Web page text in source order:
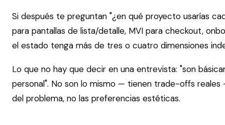
Si después te preguntan "¿en qué proyecto usarías
para pantallas de lista/detalle, MVI para checkout,
el estado tenga más de tres o cuatro dimensiones
Lo que no hay que decir en una entrevista: "son
personal". No son lo mismo — tienen trade-offs
del problema, no las preferencias estéticas.